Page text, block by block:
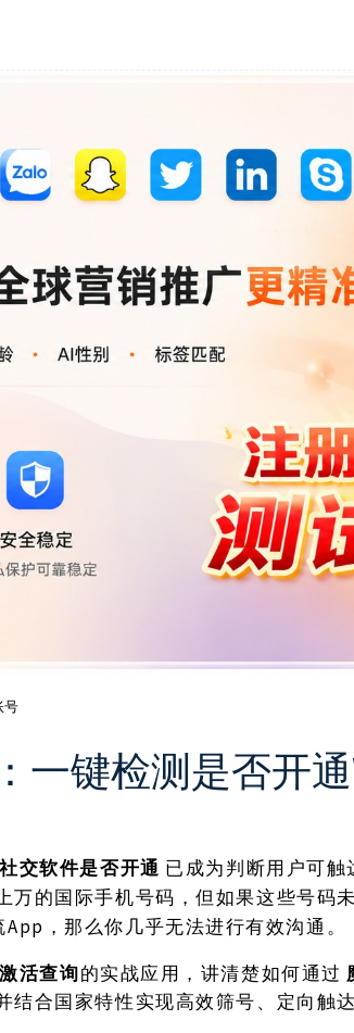
号
键检测是否开
社交软件是否开通 已成为判断用户可触
万的国际手机号码，但如果这些号码
，那么你几乎无法进行有效沟通。
活查询的实战应用，讲清楚如何通过
合国家特性实现高效筛号、定向触达